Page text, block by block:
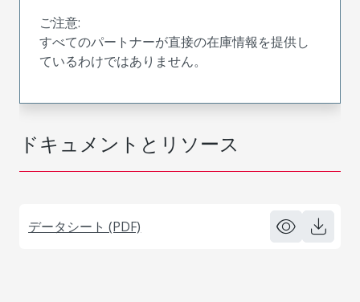
ドキュメントとリソース
データシート (PDF)
ご注意:
すべてのパートナーが直接の在庫情報を提供し
ているわけではありません。